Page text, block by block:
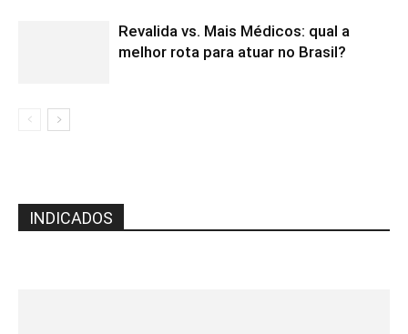
Revalida vs. Mais Médicos: qual a
melhor rota para atuar no Brasil?
INDICADOS